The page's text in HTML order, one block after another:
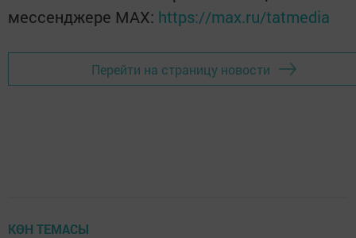
мессенджере MАХ: https://max.ru/tatmedia
Перейти на страницу новости
КӨН ТЕМАСЫ